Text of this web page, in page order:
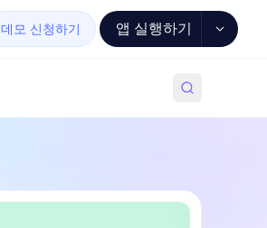
데모 신청하기 앱 실행하기